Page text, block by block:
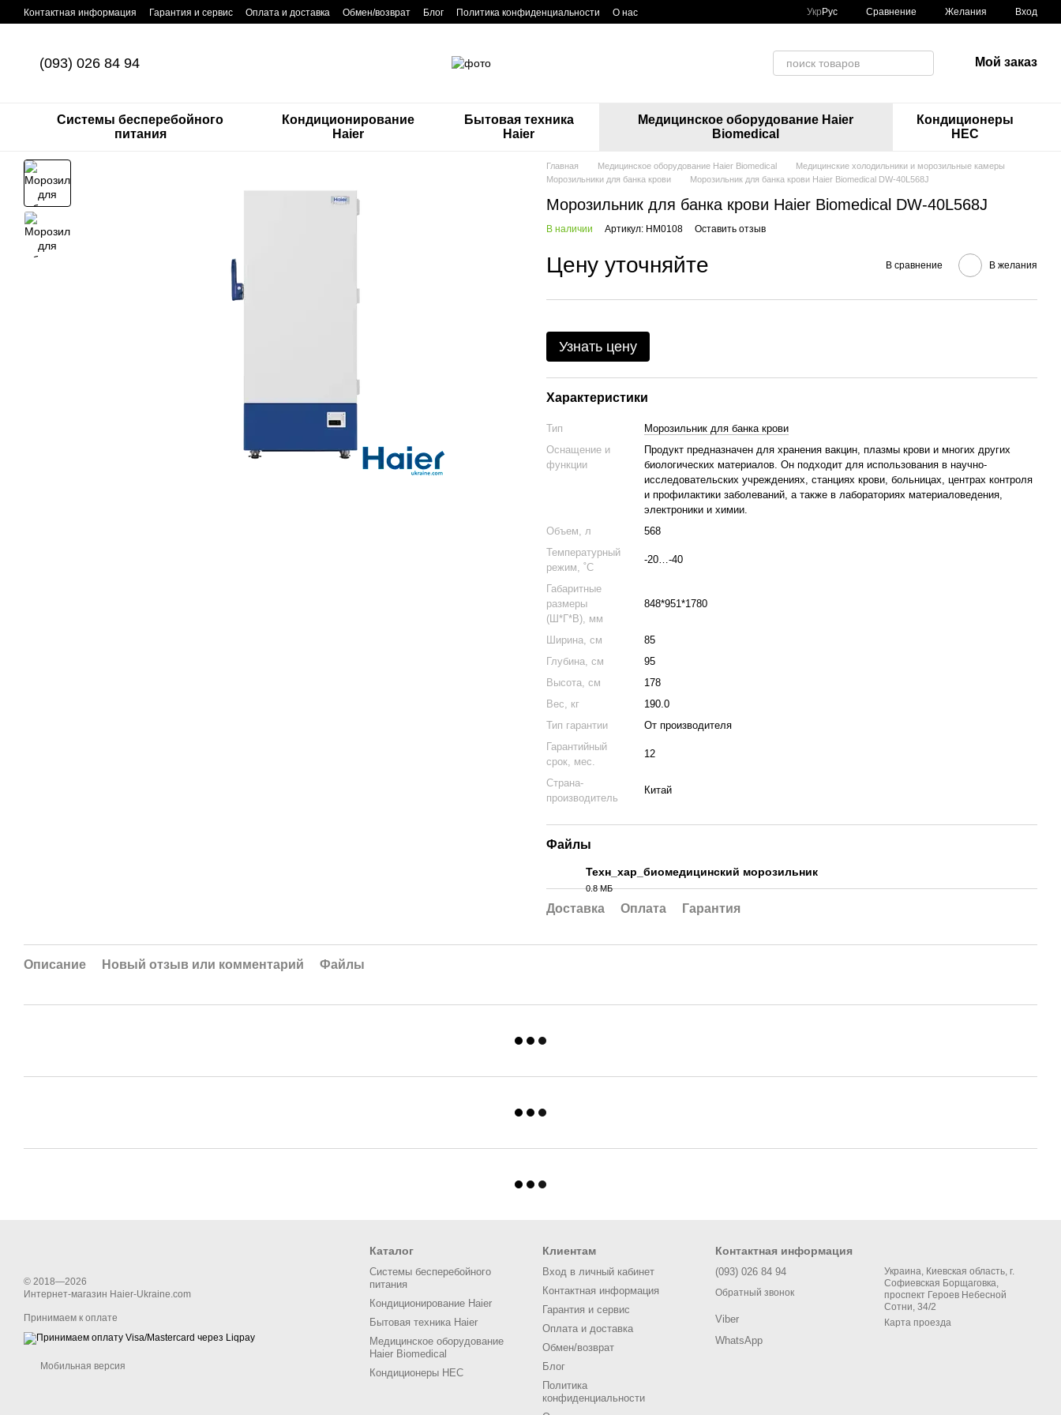
Перейти к основному контенту
Контактная информация Гарантия и сервис Оплата и доставка Обмен/возврат Блог Политика конфиденциальности О нас Укр Рус Сравнение Желания Вход
(093) 026 84 94 Мой заказ
Системы бесперебойного
питания
Кондиционирование
Haier
Бытовая техника
Haier
Медицинское оборудование Haier
Biomedical
Кондиционеры
HEC
Главная Медицинское оборудование Haier Biomedical
Медицинские холодильники и морозильные камеры
Морозильники для банка крови
Морозильник для банка крови Haier Biomedical DW-40L568J
Морозильник для банка крови Haier Biomedical DW-40L568J
В наличии Артикул: HM0108 Оставить отзыв
Цену уточняйте В сравнение В желания
Узнать цену
Характеристики
Тип
Морозильник для банка крови
Оснащение и
функции
Продукт предназначен для хранения вакцин, плазмы крови и многих других
биологических материалов. Он подходит для использования в научно-
исследовательских учреждениях, станциях крови, больницах, центрах контроля
и профилактики заболеваний, а также в лабораториях материаловедения,
электроники и химии.
Объем, л
568
Температурный
режим, ˚С
-20…-40
Габаритные
размеры
(Ш*Г*В), мм
848*951*1780
Ширина, см
85
Глубина, см
95
Высота, см
178
Вес, кг
190.0
Тип гарантии
От производителя
Гарантийный
срок, мес.
12
Страна-
производитель
Китай
Файлы
Техн_хар_биомедицинский морозильник
0.8 МБ
Доставка Оплата Гарантия
Описание Новый отзыв или комментарий Файлы
© 2018—2026
Интернет-магазин Haier-Ukraine.com
Принимаем к оплате
Мобильная версия
Каталог
Системы бесперебойного
питания
Кондиционирование Haier
Бытовая техника Haier
Медицинское оборудование
Haier Biomedical
Кондиционеры HEC
Клиентам
Вход в личный кабинет
Контактная информация
Гарантия и сервис
Оплата и доставка
Обмен/возврат
Блог
Политика
конфиденциальности
Контактная информация
(093) 026 84 94
Обратный звонок
Viber
WhatsApp
Украина, Киевская область, г.
Софиевская Борщаговка,
проспект Героев Небесной
Сотни, 34/2
Карта проезда